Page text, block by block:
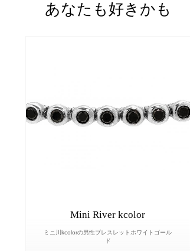
あなたも好きかも
Mini River kcolor
ミニ川kcolorの男性ブレスレットホワイトゴール
ド